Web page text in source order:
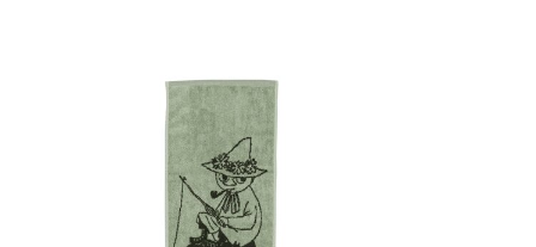
Sandvika - Thon Senter Sandvika